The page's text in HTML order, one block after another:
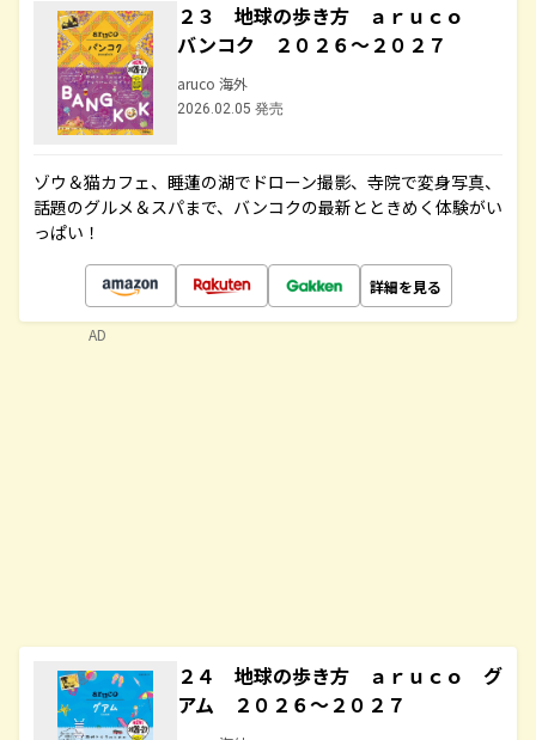
２３ 地球の歩き方 ａｒｕｃｏ
バンコク ２０２６～２０２７
aruco 海外
2026.02.05 発売
ゾウ＆猫カフェ、睡蓮の湖でドローン撮影、寺院で変身写真、
話題のグルメ＆スパまで、バンコクの最新とときめく体験がい
っぱい！
詳細を見る
２４ 地球の歩き方 ａｒｕｃｏ グ
アム ２０２６～２０２７
AD